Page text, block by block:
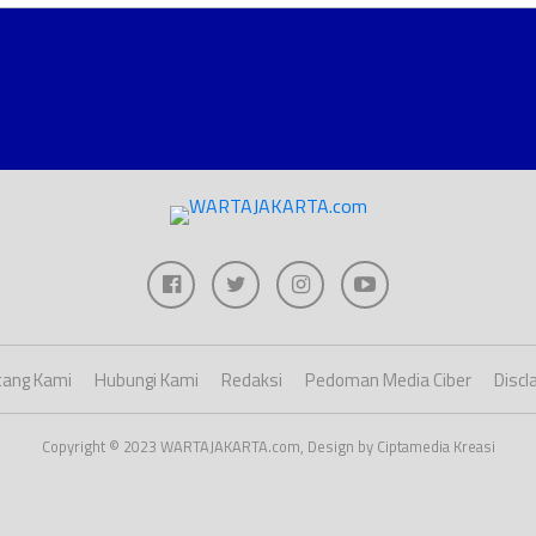
Kami Hubungi Kami Redaksi Pedoman Media Ciber
Copyright © 2023 WARTAJAKARTA.com, Design by Ciptamedia Kreasi